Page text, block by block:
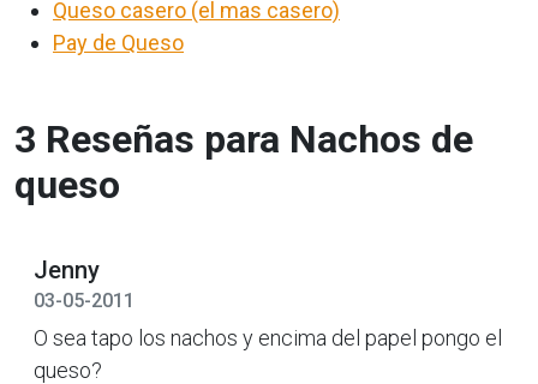
Queso casero (el mas casero)
Pay de Queso
3 Reseñas para Nachos de
queso
Jenny
03-05-2011
O sea tapo los nachos y encima del papel pongo el
queso?